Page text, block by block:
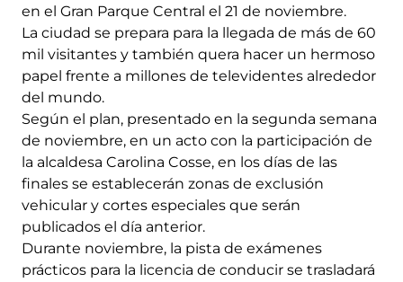
en el Gran Parque Central el 21 de noviembre.
La ciudad se prepara para la llegada de más de 60
mil visitantes y también quera hacer un hermoso
papel frente a millones de televidentes alrededor
del mundo.
Según el plan, presentado en la segunda semana
de noviembre, en un acto con la participación de
la alcaldesa Carolina Cosse, en los días de las
finales se establecerán zonas de exclusión
vehicular y cortes especiales que serán
publicados el día anterior.
Durante noviembre, la pista de exámenes
prácticos para la licencia de conducir se trasladará